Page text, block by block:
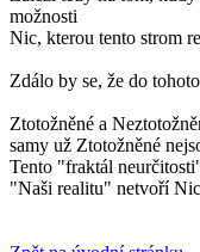
možnosti
Nic, kterou tento strom
Zdálo by se, že do
Ztotožněné a
samy už Ztotožněné
Tento "fraktál
"Naši realitu" netvoří